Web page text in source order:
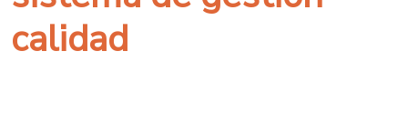
calidad